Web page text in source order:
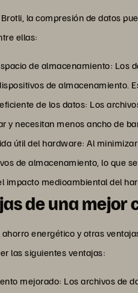
la compresión de datos
ellas:
de almacenamiento: Los
de almacenamiento.
de los datos: Los
y necesitan menos ancho de
útil del hardware: Al
de almacenamiento, lo que
impacto medioambiental del
de una mejor
energético y otras
las siguientes ventajas:
mejorado: Los archivos de